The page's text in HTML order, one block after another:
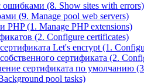
ошибками (8. Show sites with errors)
(9. Manage pool web servers)
PHP (1. Manage PHP extensions)
(2. Configure certificates)
Let's encrypt (1.
сертификата (2.
сертификата по умолчанию
pool tasks)